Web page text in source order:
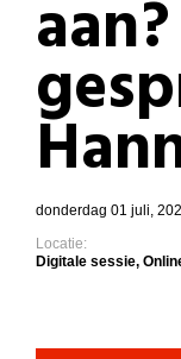
donderdag 01 juli,
Locatie:
Digitale sessie,